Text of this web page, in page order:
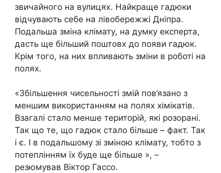
звичайного на вулицях. Найкраще гадюки
відчувають себе на лівобережжі Дніпра.
Подальша зміна клімату, на думку експерта,
дасть ще більший поштовх до появи гадюк.
Крім того, на них впливають зміни в роботі на
полях.
«Збільшення чисельності змій пов’язано з
меншим використанням на полях хімікатів.
Взагалі стало менше територій, які розорані.
Так що те, що гадюк стало більше – факт. Так
і є. І в подальшому зі зміною клімату, тобто з
потеплінням їх буде ще більше », –
резюмував Віктор Гассо.